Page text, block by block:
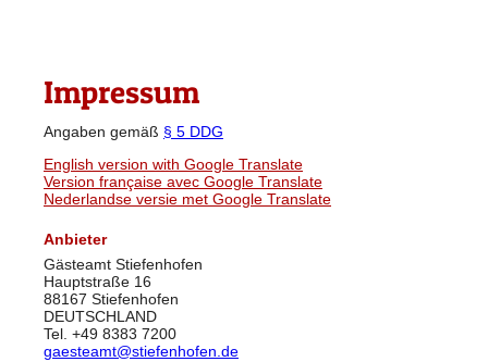
Impressum
Angaben gemäß § 5 DDG
English version with Google Translate
Version française avec Google Translate
Nederlandse versie met Google Translate
Anbieter
Gästeamt Stiefenhofen
Hauptstraße 16
88167 Stiefenhofen
DEUTSCHLAND
Tel. +49 8383 7200
gaesteamt@stiefenhofen.de